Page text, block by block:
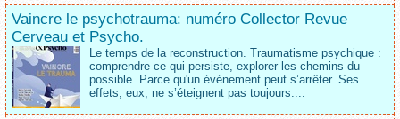
Vaincre le psychotrauma: numéro Collector Revue
Cerveau et Psycho.
Le temps de la reconstruction. Traumatisme psychique :
comprendre ce qui persiste, explorer les chemins du
possible. Parce qu'un événement peut s’arrêter. Ses
effets, eux, ne s’éteignent pas toujours....